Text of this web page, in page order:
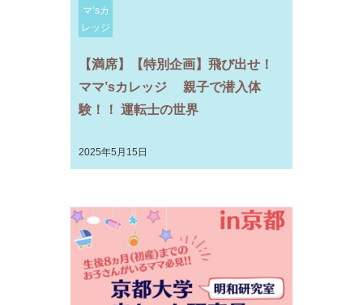
マ’sカ
レッジ
【満席】【特別企画】飛び出せ！
ママ’sカレッジ 親子で潜入体
験！！ 運転士の世界
2025年5月15日